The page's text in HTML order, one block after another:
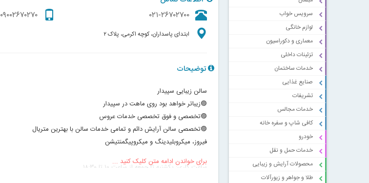
سرویس خواب
لوازم خانگی
معماری و دکوراسیون
تزئینات داخلی
خدمات ساختمان
صنایع غذایی
تشریفات
خدمات مجالس
کافی شاپ و سفره خانه
خودرو
خدمات حمل و نقل
محصولات آرایش و زیبایی
طلا و جواهر و زیورآلات
۰۲۱-۲۶۷۰۲۷۰۰ ۰۹۰۰۲۶۷۰۲۷۰
ابتدای پاسداران، کوچه اکرمی، پلاک ۲
توضیحات
سالن زیبایی سپیدار
🟣زیباتر خواهد بود روی ماهت در سپیدار
🟣تخصصی و فوق تخصصی خدمات عروس
🟣تخصصی سالن آرایش دائم و تمامی خدمات سالن با بهترین متریال
فیروز، میکروبلیدینگ و میکروپیگمنتیشن
ساعت کاری: یکشنبه تا جمعه از ساعت ۱۰ تا ۱۸:۳۰
برای خواندن ادامه متن کلیک کنید ...